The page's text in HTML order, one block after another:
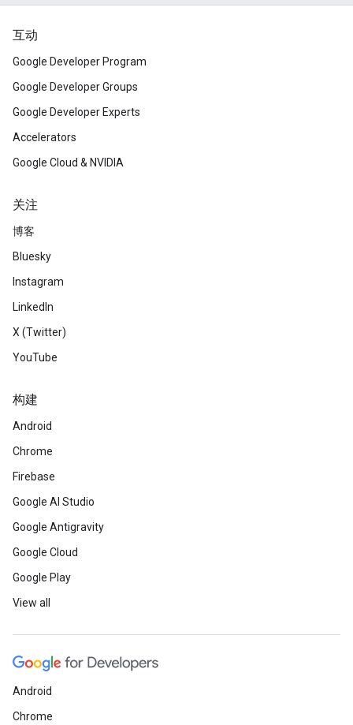
互动
Google Developer Program
Google Developer Groups
Google Developer Experts
Accelerators
Google Cloud & NVIDIA
关注
博客
Bluesky
Instagram
LinkedIn
X (Twitter)
YouTube
构建
Android
Chrome
Firebase
Google AI Studio
Google Antigravity
Google Cloud
Google Play
View all
Android
Chrome